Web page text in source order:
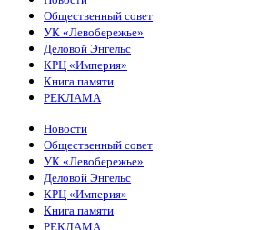
Общественный совет
УК «Левобережье»
Деловой Энгельс
КРЦ «Империя»
Книга памяти
РЕКЛАМА
Новости
Общественный совет
УК «Левобережье»
Деловой Энгельс
КРЦ «Империя»
Книга памяти
РЕКЛАМА